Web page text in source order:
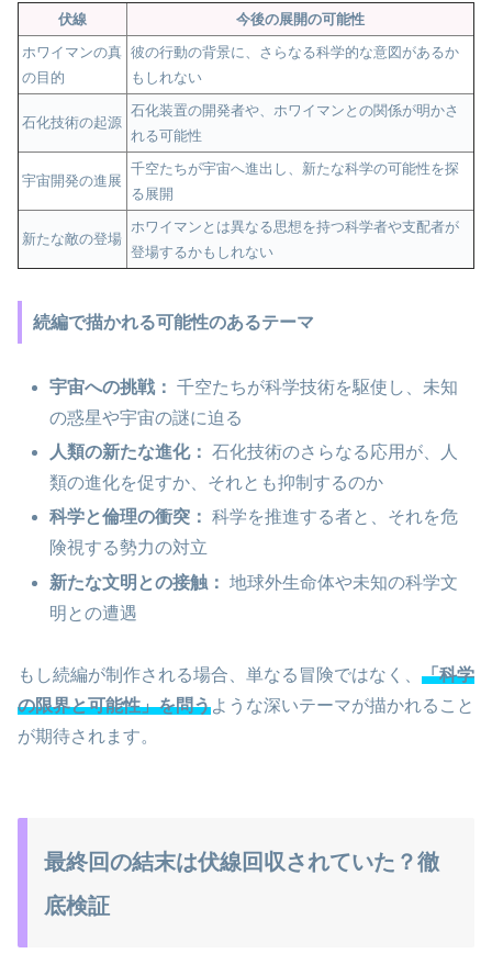
伏線
今後の展開の可能性
ホワイマンの真
の目的
彼の行動の背景に、さらなる科学的な意図があるか
もしれない
石化技術の起源
石化装置の開発者や、ホワイマンとの関係が明かさ
れる可能性
宇宙開発の進展
千空たちが宇宙へ進出し、新たな科学の可能性を探
る展開
新たな敵の登場
ホワイマンとは異なる思想を持つ科学者や支配者が
登場するかもしれない
続編で描かれる可能性のあるテーマ
宇宙への挑戦： 千空たちが科学技術を駆使し、未知
の惑星や宇宙の謎に迫る
人類の新たな進化： 石化技術のさらなる応用が、人
類の進化を促すか、それとも抑制するのか
科学と倫理の衝突： 科学を推進する者と、それを危
険視する勢力の対立
新たな文明との接触： 地球外生命体や未知の科学文
明との遭遇
もし続編が制作される場合、単なる冒険ではなく、 「科学
の限界と可能性」を問うような深いテーマが描かれること
が期待されます。
最終回の結末は伏線回収されていた？徹
底検証